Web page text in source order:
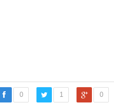
0 1 0